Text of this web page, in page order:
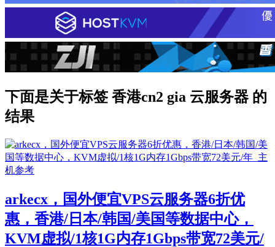
下面是关于标签 香港cn2 gia 云服务器 的
结果
arkecx，国外便宜VPS云服务器6折优
惠，香港/日本/韩国/美国等数据中心，
KVM虚拟/1核1G内存1Gbps带宽72美元/